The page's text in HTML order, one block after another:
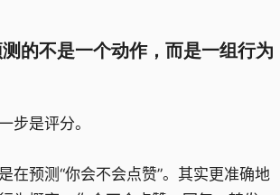
的不是一个动作，而是一组行为
步是评分。
在预测“你会不会点赞”。其实更准确地